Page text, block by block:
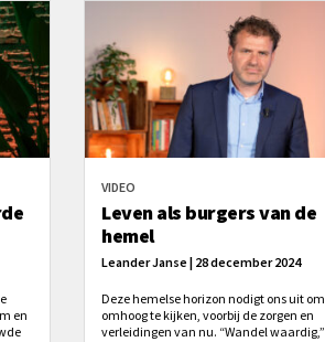
en
VIDEO
Leven als burgers van de
hemel
Leander Janse | 28 december 2024
Deze hemelse horizon nodigt ons uit om
omhoog te kijken, voorbij de zorgen en
verleidingen van nu. “Wandel waardig,”